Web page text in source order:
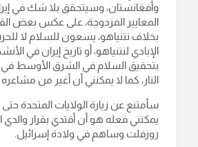
وأفغانستان، وسيتحقق بلا شك في
المعايير المزدوجة، على عكس بعض
بخلاف نتنياهو، يسعون للسلام لا
الإبادي لنتنياهو، أو تاريخ إيران في
بتحقيق السلام في الشرق الأوسط في
النار، كما لا يمكنني أن أغير من مشاعره
سأمتنع عن زيارة الولايات المتحدة
يمكنني فعله هو أن أقتدي بقرار
روزفلت وساهم في ولادة إسرائيل.‏